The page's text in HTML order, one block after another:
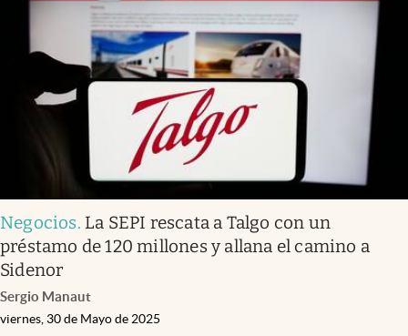
Negocios. La SEPI rescata a Talgo con un
préstamo de 120 millones y allana el camino a
Sidenor
Sergio Manaut
viernes, 30 de Mayo de 2025